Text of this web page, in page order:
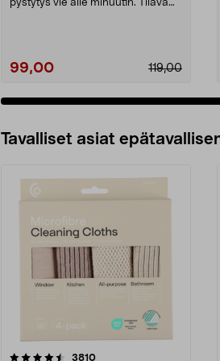
pystytys vie alle minuutin. Tilava
99,00 119,00
Tavalliset asiat
3810arvostelut
4.5viidestä